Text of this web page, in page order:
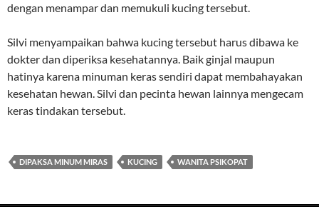
dengan menampar dan memukuli kucing tersebut.
Silvi menyampaikan bahwa kucing tersebut harus dibawa ke
dokter dan diperiksa kesehatannya. Baik ginjal maupun
hatinya karena minuman keras sendiri dapat membahayakan
kesehatan hewan. Silvi dan pecinta hewan lainnya mengecam
keras tindakan tersebut.
DIPAKSA MINUM MIRAS KUCING WANITA PSIKOPAT